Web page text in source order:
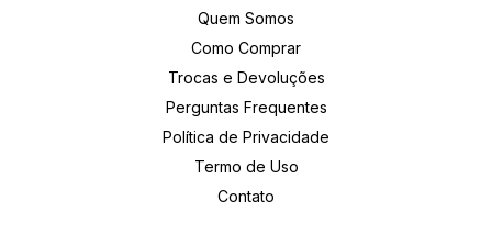
Quem Somos
Como Comprar
Trocas e Devoluções
Perguntas Frequentes
Política de Privacidade
Termo de Uso
Contato